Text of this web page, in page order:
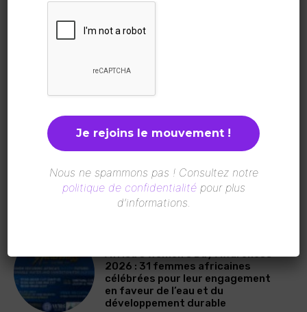
Sénégal : La Plateforme des
A LA UNE
Une page d’histoire pour l’aviation
mondiale : Saadia Zahidi devient la
première femme à la tête de l’IATA
Africa’s Women’s Day Awareness
2026 : 31 femmes africaines
célébrées pour leur engagement
en faveur de l’eau et du
développement durable
Nous ne spammons pas ! Consultez notre
politique de confidentialitépour plus
d’informations.